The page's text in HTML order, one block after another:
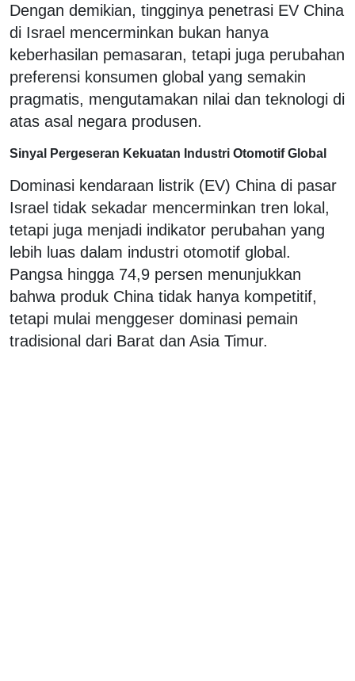
Dengan demikian, tingginya penetrasi EV China
di Israel mencerminkan bukan hanya
keberhasilan pemasaran, tetapi juga perubahan
preferensi konsumen global yang semakin
pragmatis, mengutamakan nilai dan teknologi di
atas asal negara produsen.
Sinyal Pergeseran Kekuatan Industri Otomotif Global
Dominasi kendaraan listrik (EV) China di pasar
Israel tidak sekadar mencerminkan tren lokal,
tetapi juga menjadi indikator perubahan yang
lebih luas dalam industri otomotif global.
Pangsa hingga 74,9 persen menunjukkan
bahwa produk China tidak hanya kompetitif,
tetapi mulai menggeser dominasi pemain
tradisional dari Barat dan Asia Timur.